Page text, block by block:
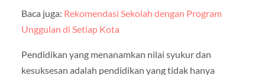
Baca juga: Rekomendasi Sekolah dengan Program
Unggulan di Setiap Kota
Pendidikan yang menanamkan nilai syukur dan
kesuksesan adalah pendidikan yang tidak hanya